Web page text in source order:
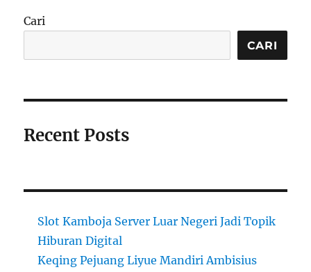
Cari
CARI
Recent Posts
Slot Kamboja Server Luar Negeri Jadi Topik
Hiburan Digital
Keqing Pejuang Liyue Mandiri Ambisius